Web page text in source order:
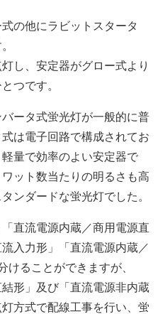
の他にラビットスタータ
し、安定器がグロー式より
つです。
ータ式蛍光灯が一般的に普
は電子回路で構成されてお
量で効率のよい安定器で
ット数当たりの明るさも高
ンダードな蛍光灯でした。
直流電源内蔵／商用電源直
入力形」「直流電源内蔵／
けることができますが、
形」及び「直流電源非内蔵
方式で配線工事を行い、蛍